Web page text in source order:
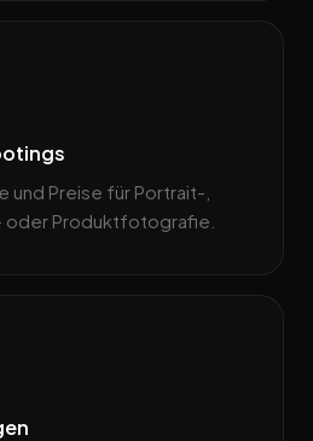
und Preise für Portrait-,
oder Produktfotografie.